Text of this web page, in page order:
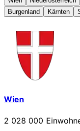
Burgenland
Kärnten
Wien
2 028 000